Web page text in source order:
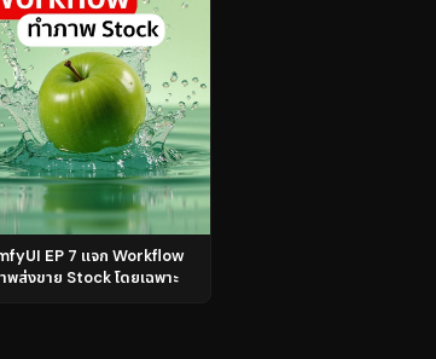
EP 7 แจก Workflow
พส่งขาย Stock โดยเฉพาะ